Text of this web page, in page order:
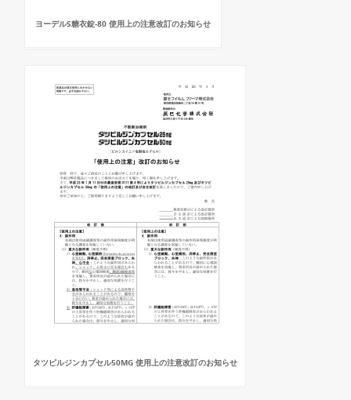
ヨーデルS糖衣錠-80 使用上の注意改訂のお知らせ
タツピルジンカプセル50MG 使用上の注意改訂のお知らせ